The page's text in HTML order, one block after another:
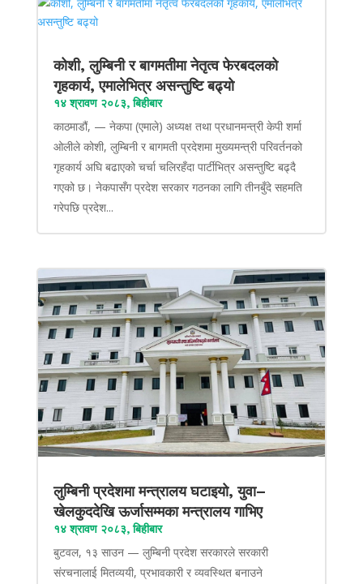
कोशी, लुम्बिनी र बागमतीमा नेतृत्व फेरबदलको
गृहकार्य, एमालेभित्र असन्तुष्टि बढ्यो
१४ श्रावण २०८३, बिहीबार
काठमाडौं, — नेकपा (एमाले) अध्यक्ष तथा प्रधानमन्त्री केपी शर्मा
ओलीले कोशी, लुम्बिनी र बागमती प्रदेशमा मुख्यमन्त्री परिवर्तनको
गृहकार्य अघि बढाएको चर्चा चलिरहँदा पार्टीभित्र असन्तुष्टि बढ्दै
गएको छ। नेकपासँग प्रदेश सरकार गठनका लागि तीनबुँदे सहमति
गरेपछि प्रदेश...
लुम्बिनी प्रदेशमा मन्त्रालय घटाइयो, युवा–
खेलकुददेखि ऊर्जासम्मका मन्त्रालय गाभिए
१४ श्रावण २०८३, बिहीबार
बुटवल, १३ साउन — लुम्बिनी प्रदेश सरकारले सरकारी
संरचनालाई मितव्ययी, प्रभावकारी र व्यवस्थित बनाउने